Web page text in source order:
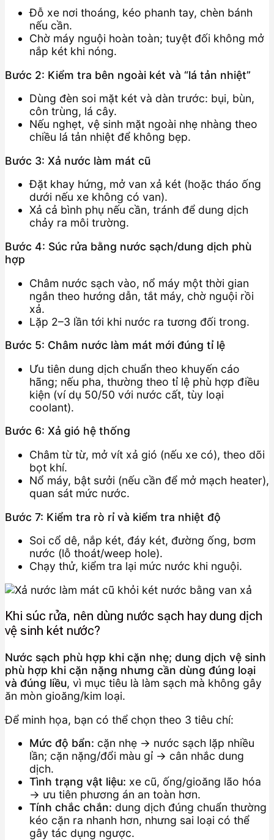
Đỗ xe nơi thoáng, kéo phanh tay, chèn bánh
nếu cần.
Chờ máy nguội hoàn toàn; tuyệt đối không mở
nắp két khi nóng.
Bước 2: Kiểm tra bên ngoài két và “lá tản nhiệt”
Dùng đèn soi mặt két và dàn trước: bụi, bùn,
côn trùng, lá cây.
Nếu nghẹt, vệ sinh mặt ngoài nhẹ nhàng theo
chiều lá tản nhiệt để không bẹp.
Bước 3: Xả nước làm mát cũ
Đặt khay hứng, mở van xả két (hoặc tháo ống
dưới nếu xe không có van).
Xả cả bình phụ nếu cần, tránh để dung dịch
chảy ra môi trường.
Bước 4: Súc rửa bằng nước sạch/dung dịch phù
hợp
Châm nước sạch vào, nổ máy một thời gian
ngắn theo hướng dẫn, tắt máy, chờ nguội rồi
xả.
Lặp 2–3 lần tới khi nước ra tương đối trong.
Bước 5: Châm nước làm mát mới đúng tỉ lệ
Ưu tiên dung dịch chuẩn theo khuyến cáo
hãng; nếu pha, thường theo tỉ lệ phù hợp điều
kiện (ví dụ 50/50 với nước cất, tùy loại
coolant).
Bước 6: Xả gió hệ thống
Châm từ từ, mở vít xả gió (nếu xe có), theo dõi
bọt khí.
Nổ máy, bật sưởi (nếu cần để mở mạch heater),
quan sát mức nước.
Bước 7: Kiểm tra rò rỉ và kiểm tra nhiệt độ
Soi cổ dê, nắp két, đáy két, đường ống, bơm
nước (lỗ thoát/weep hole).
Chạy thử, kiểm tra lại mức nước khi nguội.
Khi súc rửa, nên dùng nước sạch hay dung dịch
vệ sinh két nước?
Nước sạch phù hợp khi cặn nhẹ; dung dịch vệ sinh
phù hợp khi cặn nặng nhưng cần dùng đúng loại
và đúng liều, vì mục tiêu là làm sạch mà không gây
ăn mòn gioăng/kim loại.
Để minh họa, bạn có thể chọn theo 3 tiêu chí:
Mức độ bẩn: cặn nhẹ → nước sạch lặp nhiều
lần; cặn nặng/đổi màu gỉ → cân nhắc dung
dịch.
Tình trạng vật liệu: xe cũ, ống/gioăng lão hóa
→ ưu tiên phương án an toàn hơn.
Tính chắc chắn: dung dịch đúng chuẩn thường
kéo cặn ra nhanh hơn, nhưng sai loại có thể
gây tác dụng ngược.